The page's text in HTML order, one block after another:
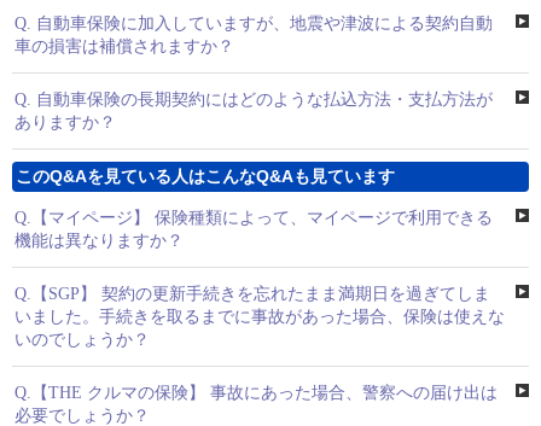
Q. 自動車保険に加入していますが、地震や津波による契約自動
車の損害は補償されますか？
Q. 自動車保険の長期契約にはどのような払込方法・支払方法が
ありますか？
このQ&Aを見ている人はこんなQ&Aも見ています
Q. 【マイページ】 保険種類によって、マイページで利用できる
機能は異なりますか？
Q. 【SGP】 契約の更新手続きを忘れたまま満期日を過ぎてしま
いました。手続きを取るまでに事故があった場合、保険は使えな
いのでしょうか？
Q. 【THE クルマの保険】 事故にあった場合、警察への届け出は
必要でしょうか？